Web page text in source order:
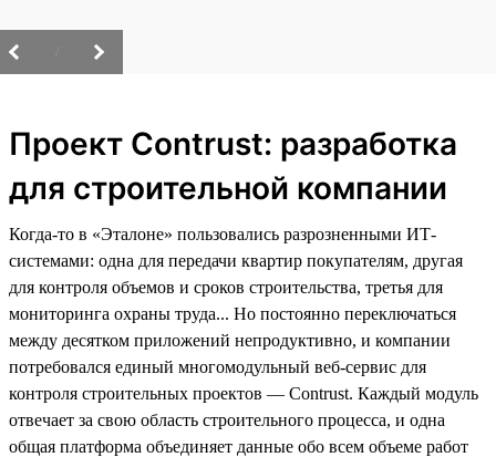
Проект Contrust: разработка
для строительной компании
Когда-то в «Эталоне» пользовались разрозненными ИТ-
системами: одна для передачи квартир покупателям, другая
для контроля объемов и сроков строительства, третья для
мониторинга охраны труда... Но постоянно переключаться
между десятком приложений непродуктивно, и компании
потребовался единый многомодульный веб-сервис для
контроля строительных проектов — Contrust. Каждый модуль
отвечает за свою область строительного процесса, и одна
общая платформа объединяет данные обо всем объеме работ